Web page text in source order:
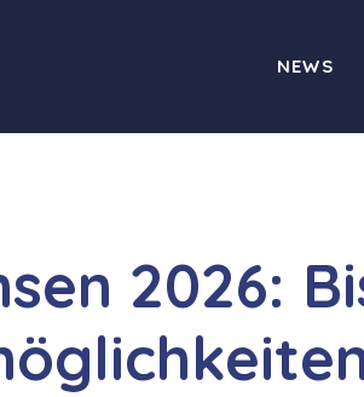
NEWS
2026: